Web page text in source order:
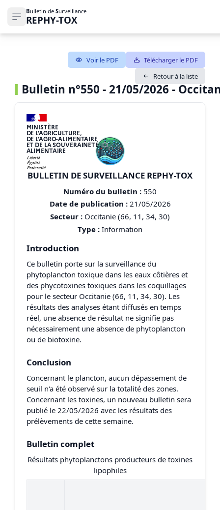
Ouvrir le menu de navigation
Bulletin de Surveillance
REPHY-TOX
Bulletin n°550 - 21/05/2026 -
Voir le PDF
Télécharger le PDF
Retour à la liste
MINISTÈRE
DE L'AGRICULTURE,
DE L'AGRO-ALIMENTAIRE
ET DE LA SOUVERAINETÉ
ALIMENTAIRE
BULLETIN DE SURVEILLANCE REPHY-TOX
Numéro du bulletin : 550
Date de publication :21/05/2026
Secteur : Occitanie (66, 11, 34, 30)
Type : Information
Introduction
Ce bulletin porte sur la surveillance du
phytoplancton toxique dans les eaux côtières et
des phycotoxines toxiques dans les coquillages
pour le secteur Occitanie (66, 11, 34, 30). Les
résultats des analyses étant diffusés en temps
réel, une absence de résultat ne signifie pas
nécessairement une absence de phytoplancton
ou de biotoxine.
Conclusion
Concernant le plancton, aucun dépassement de
seuil n'a été observé sur la totalité des zones.
Concernant les toxines, un nouveau bulletin sera
publié le 22/05/2026 avec les résultats des
prélèvements de cette semaine.
Bulletin complet
Résultats phytoplanctons producteurs de toxines
lipophiles